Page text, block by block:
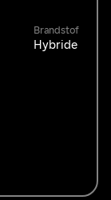
Brandstof
Hybride